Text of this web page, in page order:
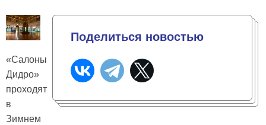
«Салоны
Дидро»
проходят
в
Зимнем
Поделиться новостью